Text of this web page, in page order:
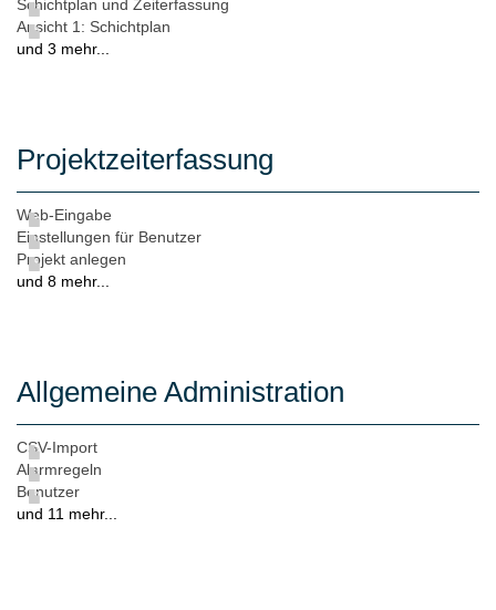
Schichtplan und Zeiterfassung
Ansicht 1: Schichtplan
und 3 mehr...
Projektzeiterfassung
Web-Eingabe
Einstellungen für Benutzer
Projekt anlegen
und 8 mehr...
Allgemeine Administration
CSV-Import
Alarmregeln
Benutzer
und 11 mehr...